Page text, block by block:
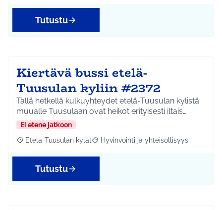
Tutustu
Kiertävä bussi etelä-
Tuusulan kyliin #2372
Tällä hetkellä kulkuyhteydet etelä-Tuusulan kylistä
muualle Tuusulaan ovat heikot erityisesti iltais…
Ei etene jatkoon
Rajaa tulokset aihepiirin mukaan: Etelä-Tuusulan kylät
Etelä-Tuusulan kylät Rajaa tulokset teeman mukaan:
Hyvinvointi ja yhteisöllisyys
Tutustu